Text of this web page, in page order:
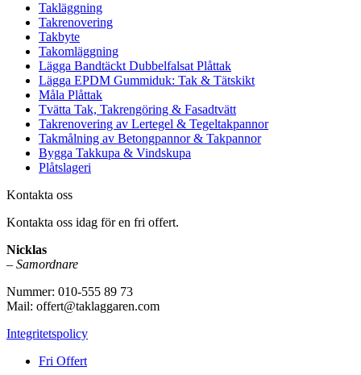
Takläggning
Takrenovering
Takbyte
Takomläggning
Lägga Bandtäckt Dubbelfalsat Plåttak
Lägga EPDM Gummiduk: Tak & Tätskikt
Måla Plåttak
Tvätta Tak, Takrengöring & Fasadtvätt
Takrenovering av Lertegel & Tegeltakpannor
Takmålning av Betongpannor & Takpannor
Bygga Takkupa & Vindskupa
Plåtslageri
Kontakta oss
Kontakta oss idag för en fri offert.
Nicklas
– Samordnare
Nummer: 010-555 89 73
Mail: offert@taklaggaren.com
Integritetspolicy
Fri Offert